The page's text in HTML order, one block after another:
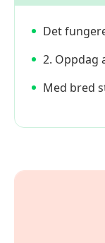
Det
2. Oppdag
Med bred